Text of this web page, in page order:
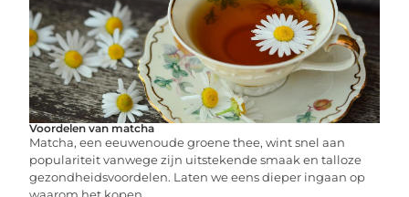
Voordelen van matcha
Matcha, een eeuwenoude groene thee, wint snel aan
populariteit vanwege zijn uitstekende smaak en talloze
gezondheidsvoordelen. Laten we eens dieper ingaan op